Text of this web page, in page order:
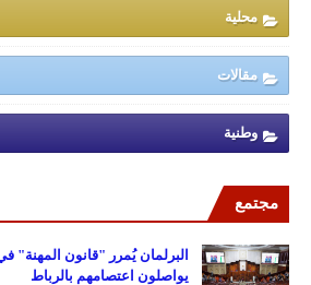
محلية
مقالات
وطنية
مجتمع
البرلمان يُمرر "قانون المهنة"
يواصلون اعتصامهم بالرباط